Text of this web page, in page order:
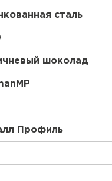
сталь
шоколад
Профиль